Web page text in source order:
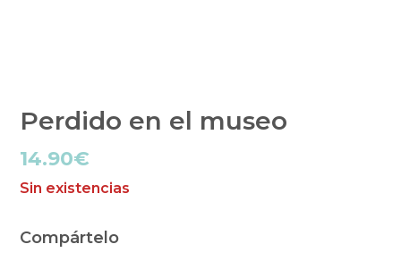
Perdido en el museo
14.90€
Sin existencias
Compártelo